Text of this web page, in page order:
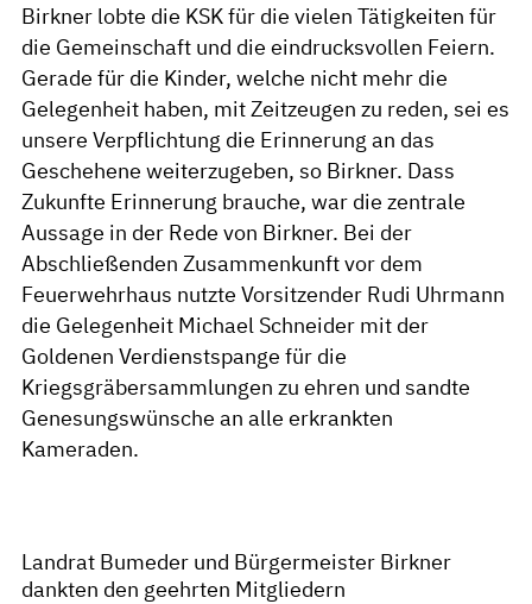
Birkner lobte die KSK für die vielen Tätigkeiten für
die Gemeinschaft und die eindrucksvollen Feiern.
Gerade für die Kinder, welche nicht mehr die
Gelegenheit haben, mit Zeitzeugen zu reden, sei es
unsere Verpflichtung die Erinnerung an das
Geschehene weiterzugeben, so Birkner. Dass
Zukunfte Erinnerung brauche, war die zentrale
Aussage in der Rede von Birkner. Bei der
Abschließenden Zusammenkunft vor dem
Feuerwehrhaus nutzte Vorsitzender Rudi Uhrmann
die Gelegenheit Michael Schneider mit der
Goldenen Verdienstspange für die
Kriegsgräbersammlungen zu ehren und sandte
Genesungswünsche an alle erkrankten
Kameraden.
Landrat Bumeder und Bürgermeister Birkner
dankten den geehrten Mitgliedern